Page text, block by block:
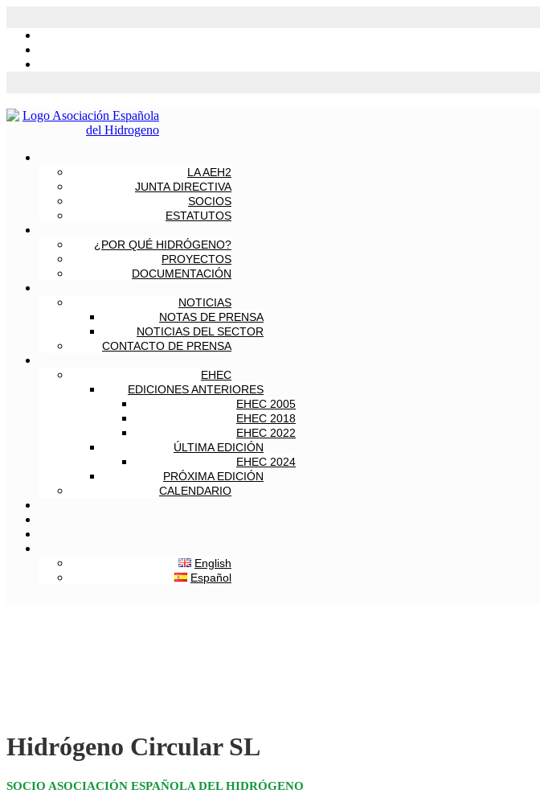
LA AEH2
JUNTA DIRECTIVA
SOCIOS
ESTATUTOS
¿POR QUÉ HIDRÓGENO?
PROYECTOS
DOCUMENTACIÓN
NOTICIAS
NOTAS DE PRENSA
NOTICIAS DEL SECTOR
CONTACTO DE PRENSA
EHEC
EDICIONES ANTERIORES
EHEC 2005
EHEC 2018
EHEC 2022
ÚLTIMA EDICIÓN
EHEC 2024
PRÓXIMA EDICIÓN
CALENDARIO
English
Español
Hidrógeno Circular SL
SOCIO ASOCIACIÓN ESPAÑOLA DEL HIDRÓGENO